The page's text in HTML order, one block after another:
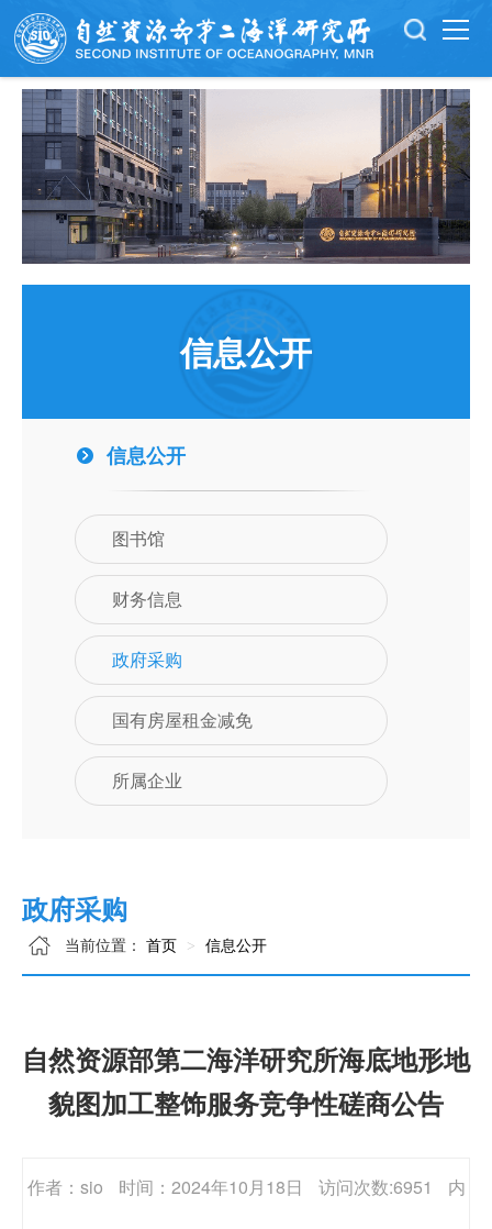
信息公开
信息公开
图书馆
财务信息
政府采购
国有房屋租金减免
所属企业
政府采购
当前位置： 首页 信息公开
自然资源部第二海洋研究所海底地形地
貌图加工整饰服务竞争性磋商公告
作者：sio 时间：2024年10月18日 访问次数:6951 内